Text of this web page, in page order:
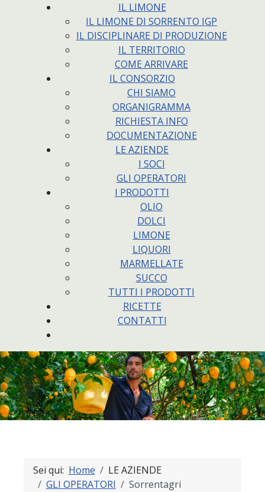
IL LIMONE
IL LIMONE DI SORRENTO IGP
IL DISCIPLINARE DI PRODUZIONE
IL TERRITORIO
COME ARRIVARE
IL CONSORZIO
CHI SIAMO
ORGANIGRAMMA
RICHIESTA INFO
DOCUMENTAZIONE
LE AZIENDE
I SOCI
GLI OPERATORI
I PRODOTTI
OLIO
DOLCI
LIMONE
LIQUORI
MARMELLATE
SUCCO
TUTTI I PRODOTTI
RICETTE
CONTATTI
Sei qui: Home
LE AZIENDE
GLI OPERATORI
Sorrentagri